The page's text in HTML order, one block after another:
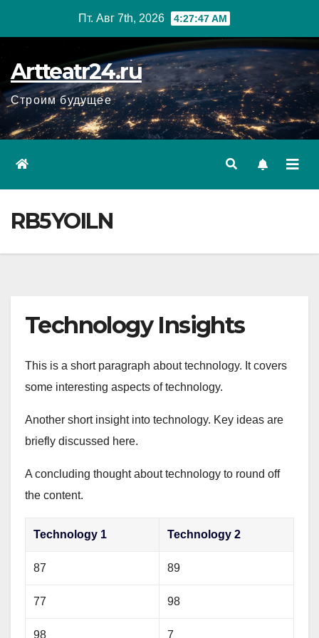
Пт. Авг 7th, 2026 4:27:48 AM
Artteatr24.ru
Строим будущее
RB5YOILN
Technology Insights
This is a short paragraph about technology. It covers
some interesting aspects of technology.
Another short insight into technology. Key ideas are
briefly discussed here.
A concluding thought about technology to round off
the content.
Technology 1 Technology 2
87 89
77 98
98 7